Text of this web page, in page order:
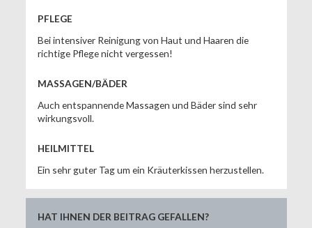
PFLEGE
Bei intensiver Reinigung von Haut und Haaren die
richtige Pflege nicht vergessen!
MASSAGEN/BÄDER
Auch entspannende Massagen und Bäder sind sehr
wirkungsvoll.
HEILMITTEL
Ein sehr guter Tag um ein Kräuterkissen herzustellen.
HAT IHNEN DER BEITRAG GEFALLEN?